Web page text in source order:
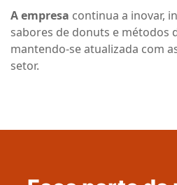
A empresa continua a inovar,
sabores de donuts e métodos
mantendo-se atualizada com
setor.